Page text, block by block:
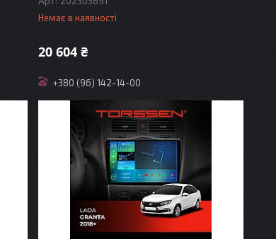
Немає в наявності
20 604 ₴
+380 (96) 142-14-00